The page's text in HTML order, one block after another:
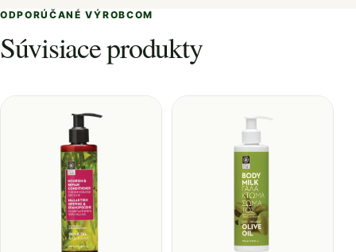
ODPORÚČANÉ VÝROBCOM
Súvisiace produkty